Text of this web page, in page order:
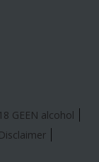
GEEN alcohol
Disclaimer